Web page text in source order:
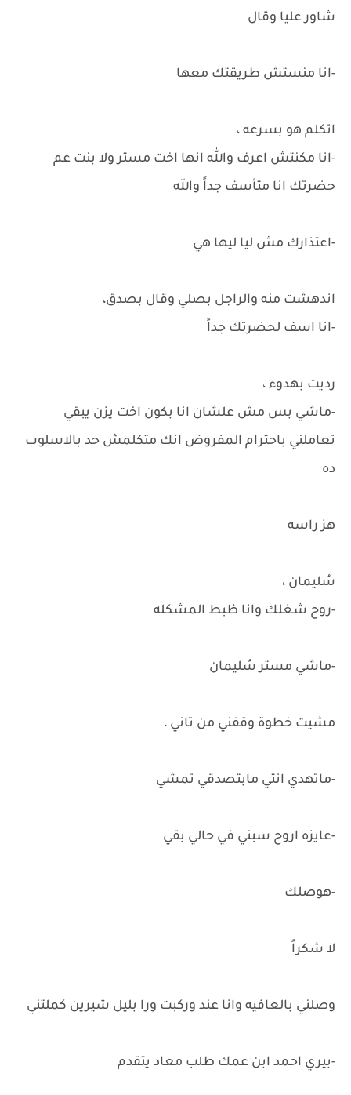
شاور عليا وقال
-انا منستش طريقتك معها
اتكلم هو بسرعه ،
-انا مكنتش اعرف والله انها اخت مستر ولا بنت عم
حضرتك انا متأسف جداً والله
-اعتذارك مش ليا ليها هي
اندهشت منه والراجل بصلي وقال بصدق،
-انا اسف لحضرتك جداً
رديت بهدوء ،
-ماشي بس مش علشان انا بكون اخت يزن يبقي
تعاملني باحترام المفروض انك متكلمش حد بالاسلوب
ده
هز راسه
سُليمان ،
-روح شغلك وانا ظبط المشكله
-ماشي مستر سُليمان
مشيت خطوة وقفني من تاني ،
-ماتهدي انتي مابتصدقي تمشي
-عايزه اروح سبني في حالي بقي
-هوصلك
لا شكراً
وصلني بالعافيه وانا عند وركبت ورا بليل شيرين كملتني
-بيري احمد ابن عمك طلب معاد يتقدم